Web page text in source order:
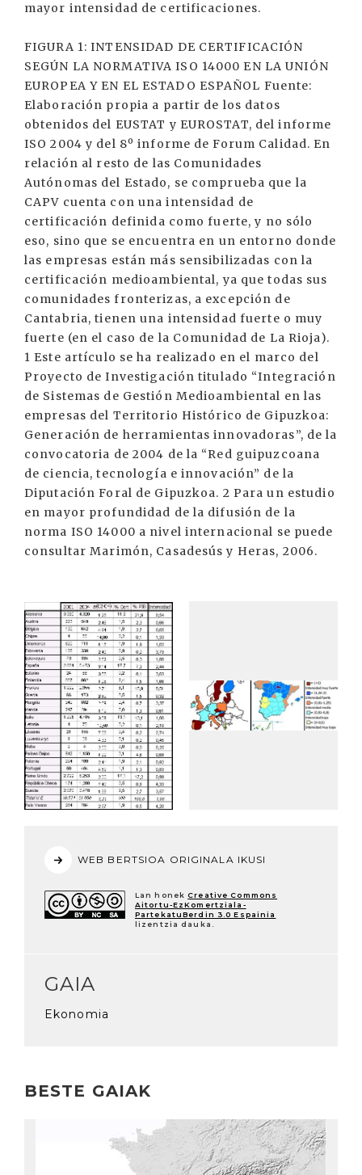
mayor intensidad de certificaciones.
FIGURA 1: INTENSIDAD DE CERTIFICACIÓN
SEGÚN LA NORMATIVA ISO 14000 EN LA UNIÓN
EUROPEA Y EN EL ESTADO ESPAÑOL Fuente:
Elaboración propia a partir de los datos
obtenidos del EUSTAT y EUROSTAT, del informe
ISO 2004 y del 8º informe de Forum Calidad. En
relación al resto de las Comunidades
Autónomas del Estado, se comprueba que la
CAPV cuenta con una intensidad de
certificación definida como fuerte, y no sólo
eso, sino que se encuentra en un entorno donde
las empresas están más sensibilizadas con la
certificación medioambiental, ya que todas sus
comunidades fronterizas, a excepción de
Cantabria, tienen una intensidad fuerte o muy
fuerte (en el caso de la Comunidad de La Rioja).
1 Este artículo se ha realizado en el marco del
Proyecto de Investigación titulado “Integración
de Sistemas de Gestión Medioambiental en las
empresas del Territorio Histórico de Gipuzkoa:
Generación de herramientas innovadoras”, de la
convocatoria de 2004 de la “Red guipuzcoana
de ciencia, tecnología e innovación” de la
Diputación Foral de Gipuzkoa. 2 Para un estudio
en mayor profundidad de la difusión de la
norma ISO 14000 a nivel internacional se puede
consultar Marimón, Casadesús y Heras, 2006.
WEB BERTSIOA ORIGINALA IKUSI
Lan honek Creative Commons
Aitortu-EzKomertziala-
PartekatuBerdin 3.0 Espainia
lizentzia dauka.
GAIA
Ekonomia
BESTE GAIAK